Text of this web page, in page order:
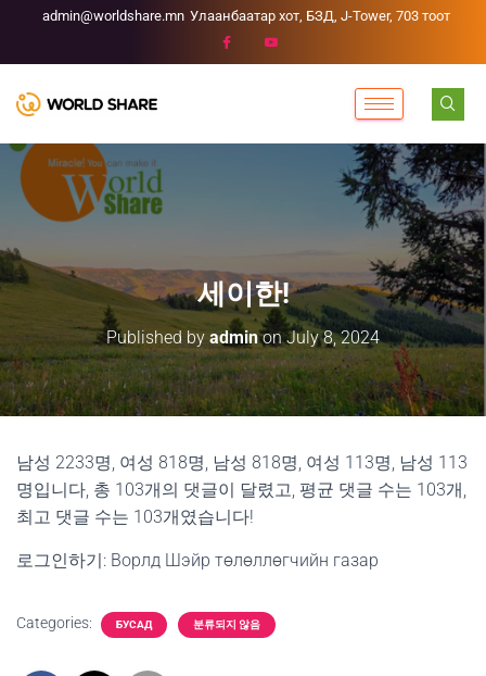
admin@worldshare.mn Улаанбаатар хот, БЗД, J-Tower, 703 тоот
세이한!
Published by adminonJuly 8, 2024
남성 2233명, 여성 818명, 남성 818명, 여성 113명, 남성 113
명입니다, 총 103개의 댓글이 달렸고, 평균 댓글 수는 103개,
최고 댓글 수는 103개였습니다!
로그인하기: Ворлд Шэйр төлөллөгчийн газар
Categories: БУСАД 분류되지 않음